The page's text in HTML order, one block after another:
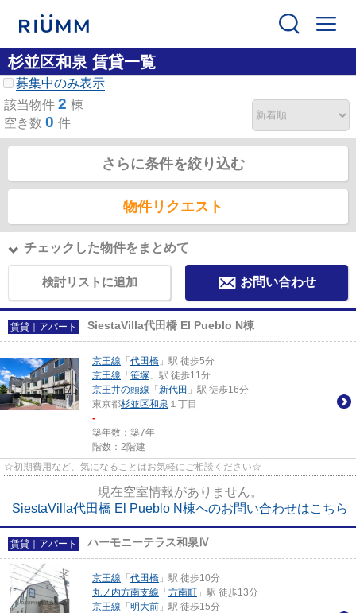
杉並区和泉 賃貸一覧
募集中のみ表示
該当物件 2 棟
空き数 0 件
さらに条件を絞り込む
物件リクエスト
チェックした物件をまとめて
検討リストに追加 お問い合わせ
賃貸｜アパート SiestaVilla代田橋 El Pueblo N棟
京王線 「代田橋 」駅 徒歩5分
京王線 「笹塚 」駅 徒歩11分
京王井の頭線 「新代田 」駅 徒歩16分
東京都杉並区和泉 １丁目
-
築年数：築7年
階数：2階建
☆初期費用など、気になることはお気軽にご相談ください☆
現在空室情報がありません。
SiestaVilla代田橋 El Pueblo N棟へのお問い合わせはこちら
賃貸｜アパート ハーモニーテラス和泉Ⅳ
京王線 「代田橋 」駅 徒歩10分
丸ノ内方南支線 「方南町 」駅 徒歩13分
京王線 「明大前 」駅 徒歩15分